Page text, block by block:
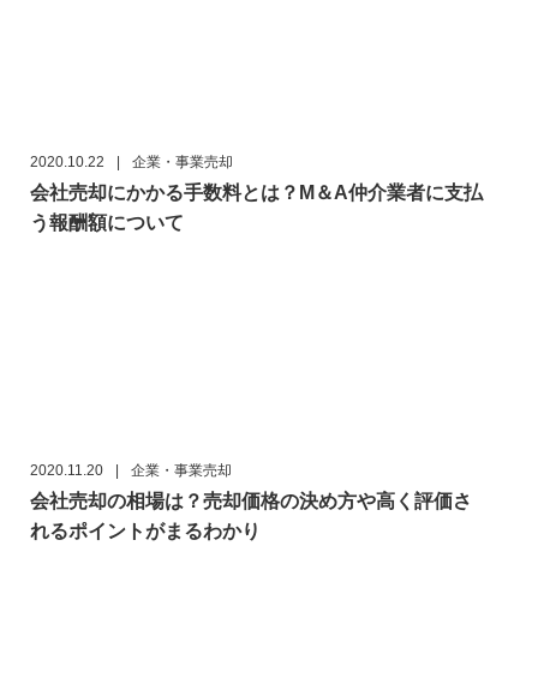
2020.10.22 企業・事業売却
会社売却にかかる手数料とは？M＆A仲介業者に支払
う報酬額について
2020.11.20 企業・事業売却
会社売却の相場は？売却価格の決め方や高く評価さ
れるポイントがまるわかり